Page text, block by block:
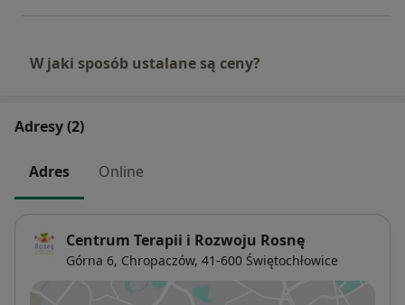
W jaki sposób ustalane są ceny?
Adresy (2)
Adres Online
Centrum Terapii i Rozwoju Rosnę
Górna 6, Chropaczów, 41-600 Świętochłowice